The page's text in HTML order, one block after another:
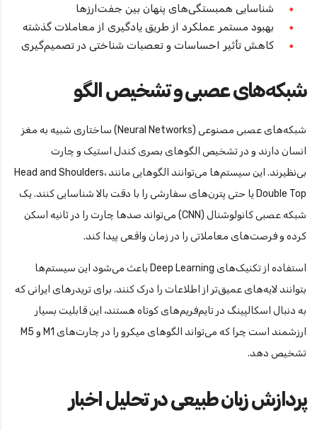
شناسایی همبستگی‌های پنهان بین جفت‌ارزها
بهبود مستمر عملکرد از طریق یادگیری از معاملات گذشته
کاهش تأثیر احساسات و تعصبات شناختی در تصمیم‌گیری
شبکه‌های عصبی و تشخیص الگو
شبکه‌های عصبی مصنوعی (Neural Networks) ساختاری شبیه به مغز
انسان دارند و در تشخیص الگوهای بصری کندل استیک و چارت
بی‌نظیرند. این سیستم‌ها می‌توانند الگوهایی مانند Head and Shoulders،
Double Top یا حتی پترن‌های سفارشی را با دقت بالا شناسایی کنند. یک
شبکه عصبی کانولوشنال (CNN) می‌تواند صدها چارت را در ثانیه اسکن
کرده و فرصت‌های معاملاتی را در زمان واقعی پیدا کند.
استفاده از تکنیک‌های Deep Learning باعث می‌شود این سیستم‌ها
بتوانند لایه‌های عمیق‌تر از اطلاعات را درک کنند. برای تریدرهای ایرانی که
به دنبال اسکالپینگ در تایم‌فریم‌های کوتاه هستند، این قابلیت بسیار
ارزشمند است چرا که می‌تواند الگوهای میکرو را در چارت‌های M1 و M5
تشخیص دهد.
پردازش زبان طبیعی در تحلیل اخبار